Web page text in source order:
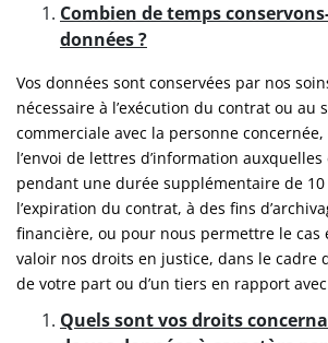
Combien de temps
données ?
Vos données sont conservées par nos
nécessaire à l’exécution du contrat ou au
commerciale avec la personne
l’envoi de lettres d’information
pendant une durée supplémentaire de 10
l’expiration du contrat, à des fins
financière, ou pour nous permettre le cas
valoir nos droits en justice, dans le cadre
de votre part ou d’un tiers en rapport
Quels sont vos droits